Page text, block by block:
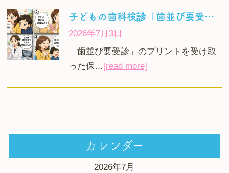
子どもの歯科検診「歯並び要受診」ですぐ矯正？焦らず進む次のステップ
2026年7月3日
「歯並び要受診」のプリントを受け取
った保… [read more]
カレンダー
2026年7月